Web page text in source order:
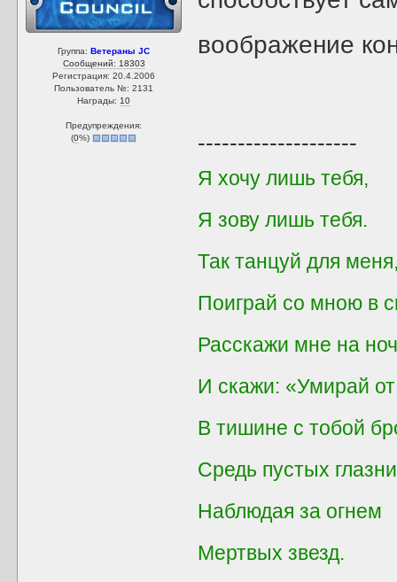
Группа:Ветераны JC
Сообщений: 18303
Регистрация: 20.4.2006
Пользователь №: 2131
Награды: 10
Предупреждения:
(0%)
воображение
--------------------
Я хочу лишь тебя,
Я зову лишь тебя.
Так танцуй для
Поиграй со мною в
Расскажи мне на
И скажи: «Умирай
В тишине с тобой
Средь пустых
Наблюдая за огнем
Мертвых звезд.